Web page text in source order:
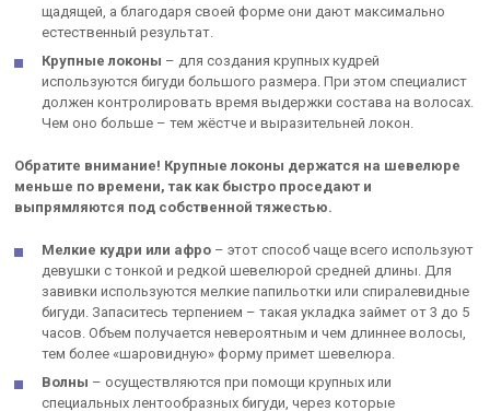
щадящей, а благодаря своей форме они дают максимально
естественный результат.
Крупные локоны – для создания крупных кудрей
используются бигуди большого размера. При этом специалист
должен контролировать время выдержки состава на волосах.
Чем оно больше – тем жёстче и выразительней локон.
Обратите внимание! Крупные локоны держатся на шевелюре
меньше по времени, так как быстро проседают и
выпрямляются под собственной тяжестью.
Мелкие кудри или афро – этот способ чаще всего используют
девушки с тонкой и редкой шевелюрой средней длины. Для
завивки используются мелкие папильотки или спиралевидные
бигуди. Запаситесь терпением – такая укладка займет от 3 до 5
часов. Объем получается невероятным и чем длиннее волосы,
тем более «шаровидную» форму примет шевелюра.
Волны – осуществляются при помощи крупных или
специальных лентообразных бигуди, через которые